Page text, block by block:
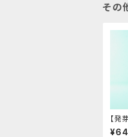
その
【発
芽に